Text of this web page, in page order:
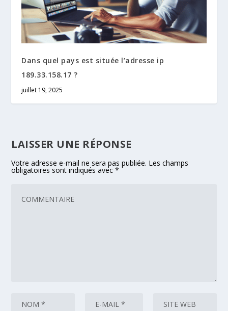
Dans quel pays est située l’adresse ip
189.33.158.17 ?
juillet 19, 2025
LAISSER UNE RÉPONSE
Votre adresse e-mail ne sera pas publiée. Les champs
obligatoires sont indiqués avec*